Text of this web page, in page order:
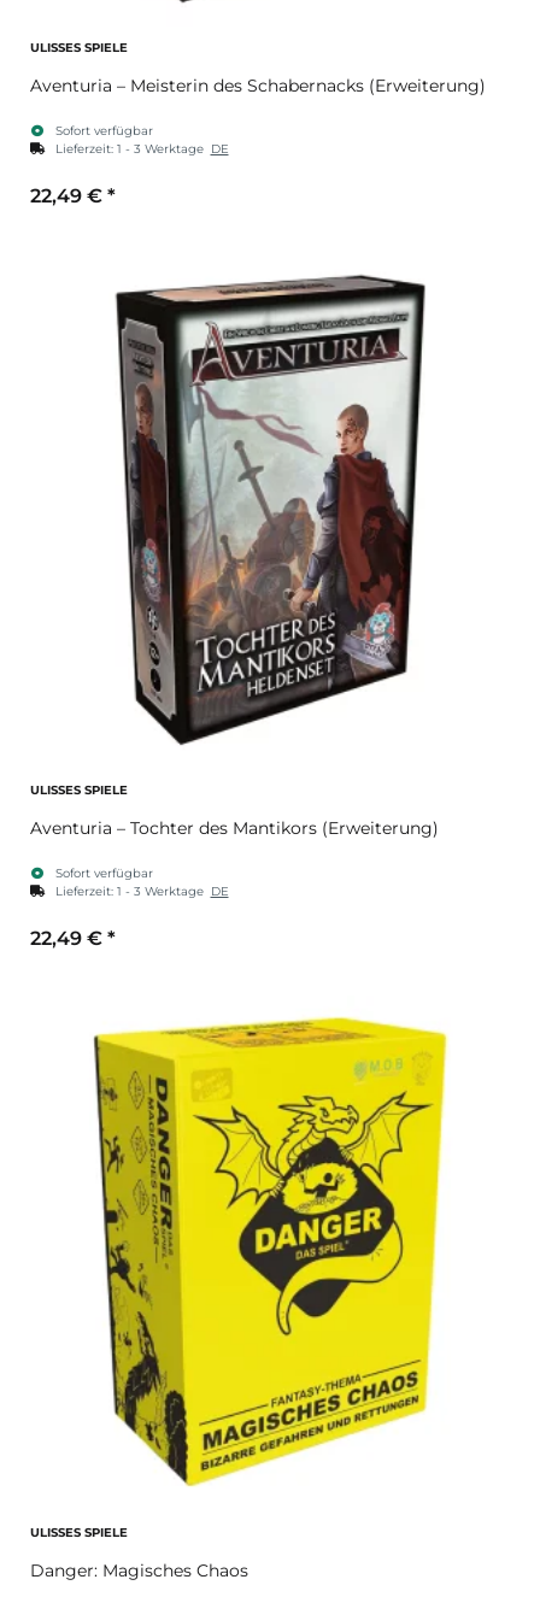
ULISSES SPIELE
Aventuria – Meisterin des Schabernacks (Erweiterung)
Sofort verfügbar
Lieferzeit: 1 - 3 Werktage DE
22,49 € *
ULISSES SPIELE
Aventuria – Tochter des Mantikors (Erweiterung)
Sofort verfügbar
Lieferzeit: 1 - 3 Werktage DE
22,49 € *
ULISSES SPIELE
Danger: Magisches Chaos